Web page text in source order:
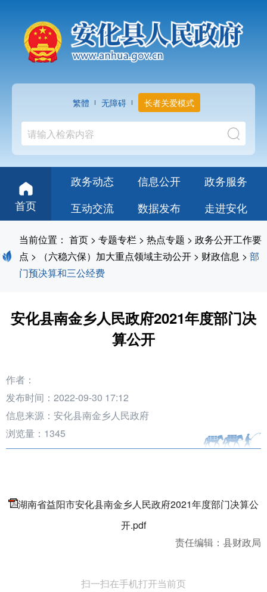
繁體 无障碍 长者关爱模式
首页
政务动态 信息公开
政务服务
互动交流
数据发布 走进安化
当前位置： 首页 > 专题专栏 > 热点专题 > 政务公开工作要
点 > （六稳六保）加大重点领域主动公开 > 财政信息 > 部
门预决算和三公经费
安化县南金乡人民政府2021年度部门决
算公开
作者：
发布时间：2022-09-30 17:12
信息来源：安化县南金乡人民政府
浏览量： 1345
湖南省益阳市安化县南金乡人民政府2021年度部门决算公
开.pdf
责任编辑：县财政局
扫一扫在手机打开当前页